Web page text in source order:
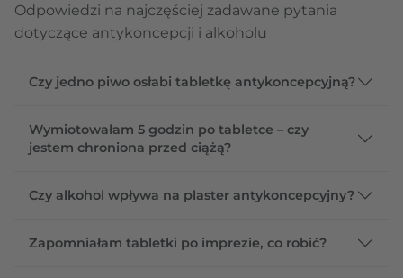
Odpowiedzi na najczęściej zadawane pytania
dotyczące antykoncepcji i alkoholu
Czy jedno piwo osłabi tabletkę antykoncepcyjną?
Wymiotowałam 5 godzin po tabletce – czy
jestem chroniona przed ciążą?
Czy alkohol wpływa na plaster antykoncepcyjny?
Zapomniałam tabletki po imprezie, co robić?